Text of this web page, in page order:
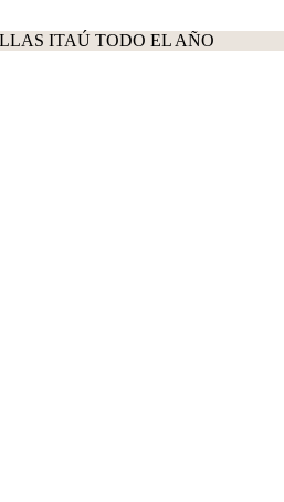
ITAÚ TODO EL AÑO